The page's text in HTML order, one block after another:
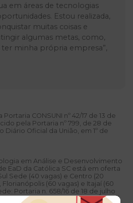
em áreas de tecnologias
Estou realizada,
muitas coisas e
algumas metas, como,
minha própria empresa”,
CONSUNI nº 42/17 de 13 de
pela Portaria nº 799, de 28 de
Diário Oficial da União, em 1º de
em Análise e Desenvolvimento
EaD da Católica SC está em oferta
Sede (40 vagas) e Centro (20
Florianópolis (60 vagas) e Itajaí (60
Portaria n. 658/16 de 18 de julho
137 de 19 de julho de 2016. Jaraguá